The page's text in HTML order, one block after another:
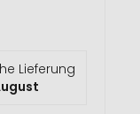
Lieferung